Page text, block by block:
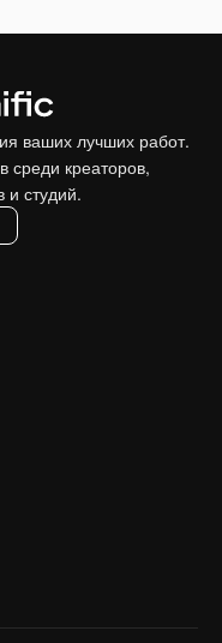
ваших лучших работ.
среди креаторов,
и студий.